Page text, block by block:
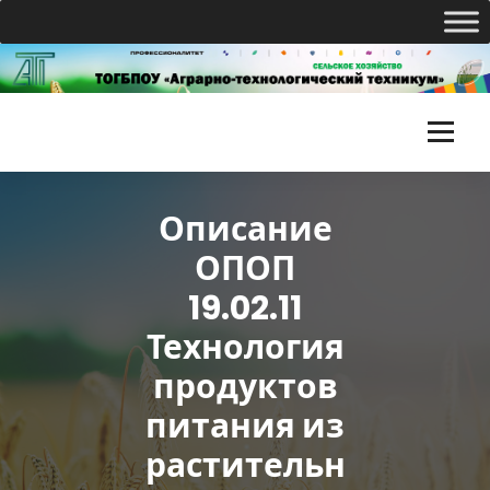
Перейти
к
содержимому
У
А
Описание
ОПОП
19.02.11
Технология
продуктов
питания из
растительн